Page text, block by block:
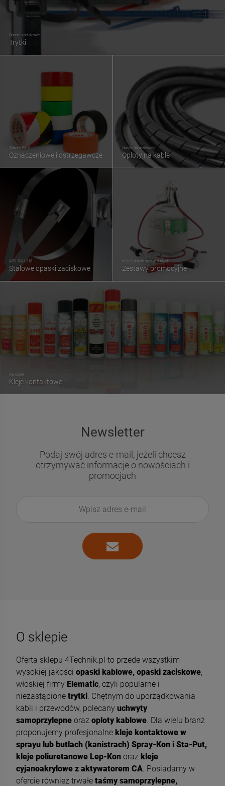
Opaski zaciskowe
Trytki
Taśmy BHP
Oznaczeniowe i ostrzegawcze
Owijki na przewody
Oploty na kable
Aerozole
Kleje kontaktowe
AISI 304 i 316
Stalowe opaski zaciskowe
Kleje kontaktowe w butlach
Zestawy promocyjne
Newsletter
Podaj swój adres e-mail, jeżeli chcesz
otrzymywać informacje o nowościach i
promocjach
O sklepie
Oferta sklepu 4Technik.pl to przede wszystkim
wysokiej jakości opaski kablowe, opaski zaciskowe,
włoskiej firmy Elematic, czyli popularne i
niezastąpione trytki. Chętnym do uporządkowania
kabli i przewodów, polecany uchwyty
samoprzylepne oraz oploty kablowe. Dla wielu branż
proponujemy profesjonalne kleje kontaktowe w
sprayu lub butlach (kanistrach) Spray-Kon i Sta-Put,
kleje poliuretanowe Lep-Kon oraz kleje
cyjanoakrylowe z aktywatorem CA. Posiadamy w
ofercie również trwałe taśmy samoprzylepne,